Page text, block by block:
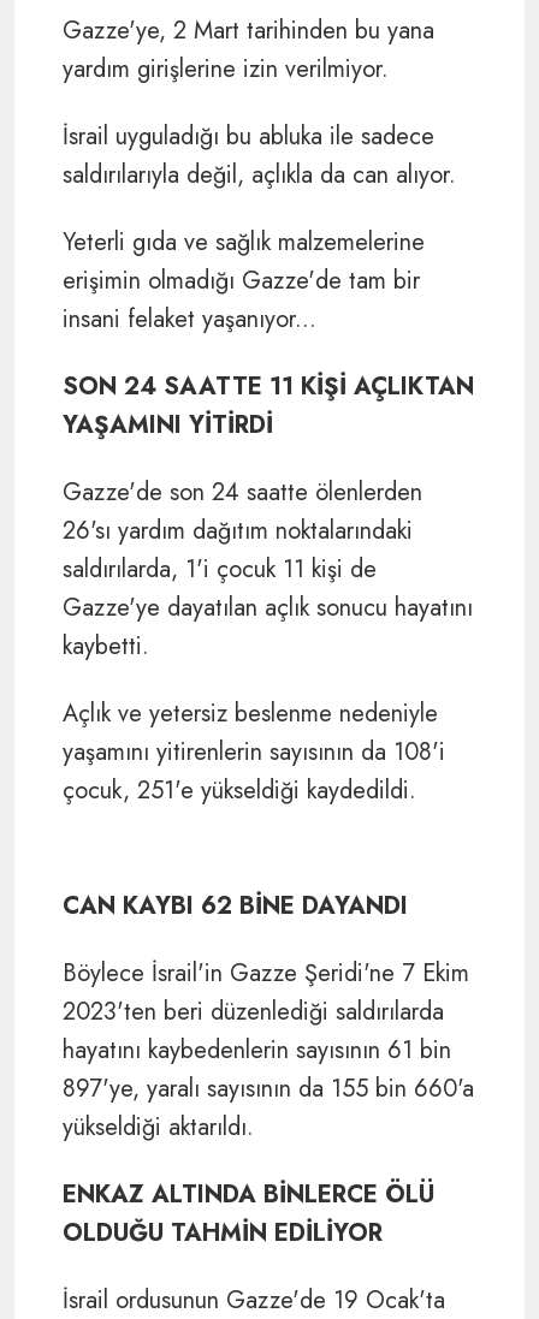
Gazze'ye, 2 Mart tarihinden bu yana
yardım girişlerine izin verilmiyor.
İsrail uyguladığı bu abluka ile sadece
saldırılarıyla değil, açlıkla da can alıyor.
Yeterli gıda ve sağlık malzemelerine
erişimin olmadığı Gazze'de tam bir
insani felaket yaşanıyor...
SON 24 SAATTE 11 KİŞİ AÇLIKTAN
YAŞAMINI YİTİRDİ
Gazze'de son 24 saatte ölenlerden
26'sı yardım dağıtım noktalarındaki
saldırılarda, 1'i çocuk 11 kişi de
Gazze'ye dayatılan açlık sonucu hayatını
kaybetti.
Açlık ve yetersiz beslenme nedeniyle
yaşamını yitirenlerin sayısının da 108'i
çocuk, 251'e yükseldiği kaydedildi.
CAN KAYBI 62 BİNE DAYANDI
Böylece İsrail'in Gazze Şeridi'ne 7 Ekim
2023'ten beri düzenlediği saldırılarda
hayatını kaybedenlerin sayısının 61 bin
897'ye, yaralı sayısının da 155 bin 660'a
yükseldiği aktarıldı.
ENKAZ ALTINDA BİNLERCE ÖLÜ
OLDUĞU TAHMİN EDİLİYOR
İsrail ordusunun Gazze'de 19 Ocak'ta